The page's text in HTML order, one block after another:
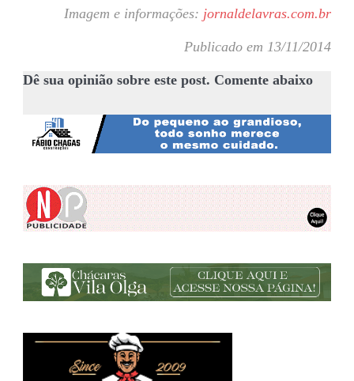
Imagem e informações: jornaldelavras.com.br
Publicado em 13/11/2014
Dê sua opinião sobre este post. Comente abaixo